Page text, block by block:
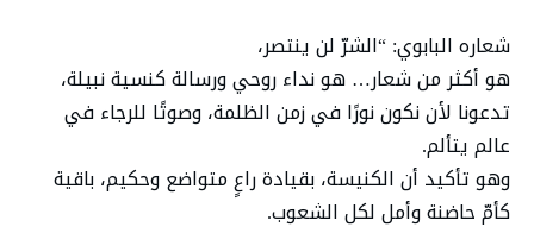
شعاره البابوي: “الشرّ لن ينتصر،
هو أكثر من شعار… هو نداء روحي ورسالة كنسية نبيلة،
تدعونا لأن نكون نورًا في زمن الظلمة، وصوتًا للرجاء في
عالم يتألم.
وهو تأكيد أن الكنيسة، بقيادة راعٍ متواضع وحكيم، باقية
كأمّ حاضنة وأمل لكل الشعوب.